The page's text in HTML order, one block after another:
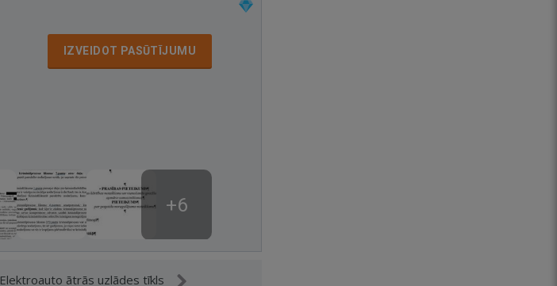
IZVEIDOT PASŪTĪJUMU
+6
Elektroauto ātrās uzlādes tīkls